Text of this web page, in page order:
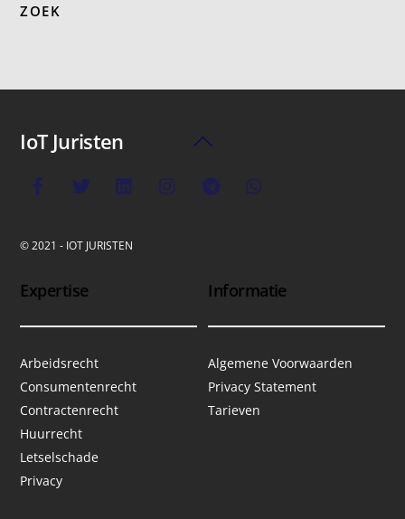
ZOEK
Back
Top
IoT Juristen
© 2021 - IOT JURISTEN
Expertise
Arbeidsrecht
Consumentenrecht
Contractenrecht
Huurrecht
Letselschade
Privacy
Informatie
Algemene Voorwaarden
Privacy Statement
Tarieven